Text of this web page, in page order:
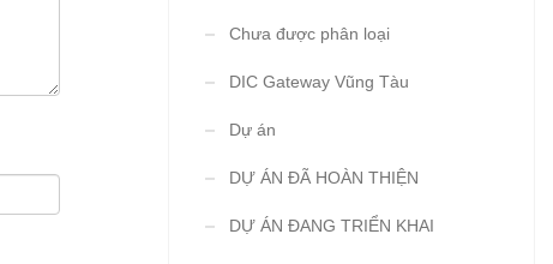
Chưa được phân loại
DIC Gateway Vũng Tàu
Dự án
DỰ ÁN ĐÃ HOÀN THIỆN
DỰ ÁN ĐANG TRIỂN KHAI